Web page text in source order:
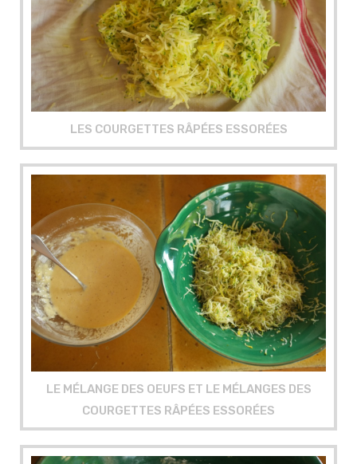
LES COURGETTES RÂPÉES ESSORÉES
LE MÉLANGE DES OEUFS ET LE MÉLANGES DES
COURGETTES RÂPÉES ESSORÉES